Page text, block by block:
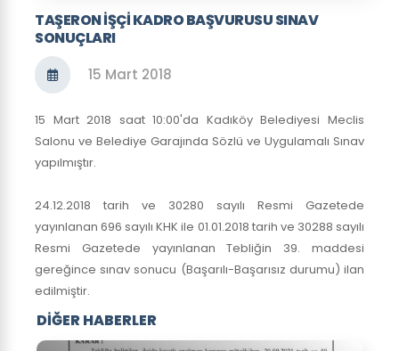
TAŞERON İŞÇİ KADRO BAŞVURUSU SINAV
SONUÇLARI
15 Mart 2018
15 Mart 2018 saat 10:00'da Kadıköy Belediyesi Meclis
Salonu ve Belediye Garajında Sözlü ve Uygulamalı Sınav
yapılmıştır.
24.12.2018 tarih ve 30280 sayılı Resmi Gazetede
yayınlanan 696 sayılı KHK ile 01.01.2018 tarih ve 30288 sayılı
Resmi Gazetede yayınlanan Tebliğin 39. maddesi
gereğince sınav sonucu (Başarılı-Başarısız durumu) ilan
edilmiştir.
DİĞER HABERLER